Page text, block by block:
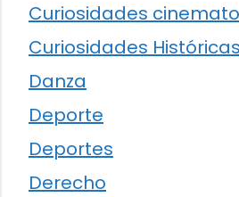
Curiosidades
Curiosidades Históricas
Danza
Deporte
Deportes
Derecho